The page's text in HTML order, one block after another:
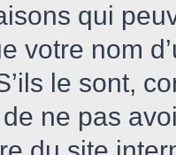
qui
votre nom
le sont,
ne pas